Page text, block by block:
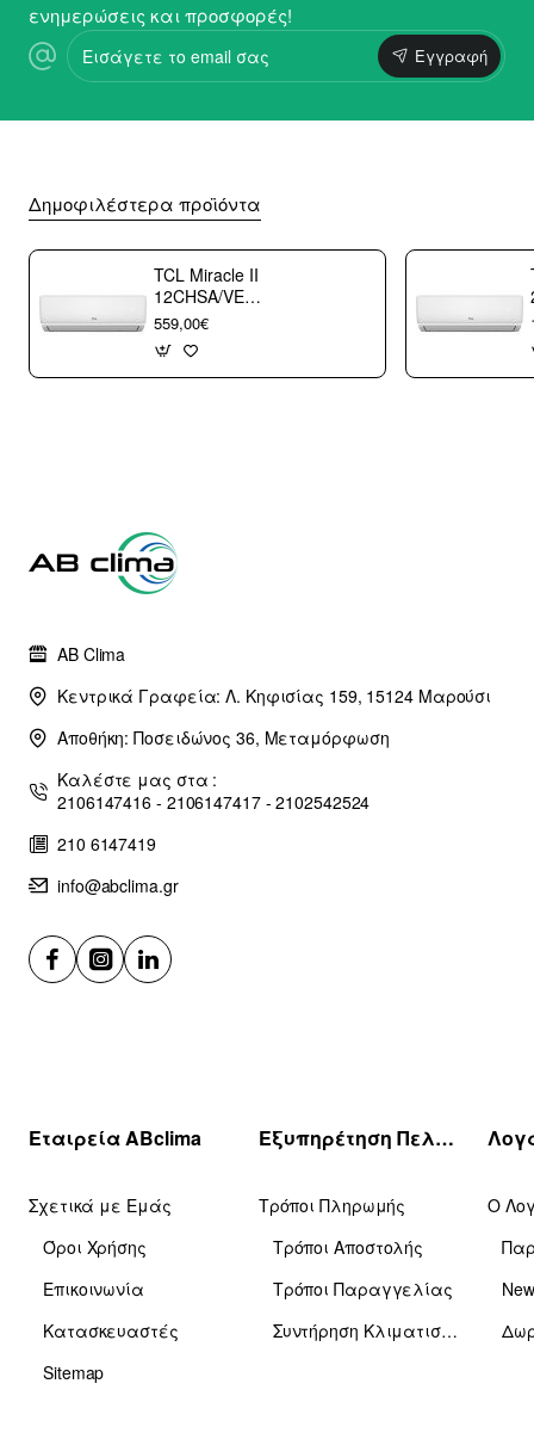
ενημερώσεις και προσφορές!
Εισάγετε
το
email
Εγγραφή
Δημοφιλέστερα προϊόντα
TCL Miracle II
12CHSA/VE
Κλιματιστικό
Τοίχου 12000 btu/h
με WiFi A++/A+++
με 10 χρόνια
559,00€
AB Clima
Κεντρικά Γραφεία: Λ. Κηφισίας 159, 15124 Μαρούσι
Αποθήκη: Ποσειδώνος 36, Μεταμόρφωση
Καλέστε μας στα :
2106147416 - 2106147417 - 2102542524
210 6147419
info@abclima.gr
Εταιρεία ABclima
Σχετικά με Εμάς
Όροι Χρήσης
Επικοινωνία
Κατασκευαστές
Sitemap
Εξυπηρέτηση Πελατών
Τρόποι Πληρωμής
Τρόποι Αποστολής
Τρόποι Παραγγελίας
Συντήρηση Κλιματιστικών
Ο